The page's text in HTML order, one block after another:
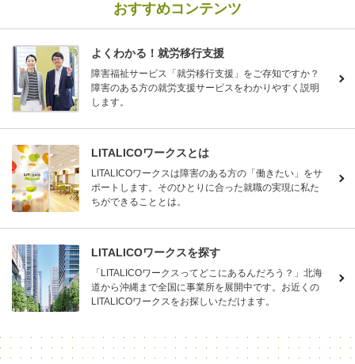
おすすめコンテンツ
よくわかる！就労移行支援
障害福祉サービス「就労移行支援」をご存知ですか？
障害のある方の就労支援サービスをわかりやすく説明
します。
LITALICOワークスとは
LITALICOワークスは障害のある方の「働きたい」をサ
ポートします。そのひとりに合った就職の実現に私た
ちができることとは。
LITALICOワークスを探す
「LITALICOワークスってどこにあるんだろう？」北海
道から沖縄まで全国に事業所を展開中です。お近くの
LITALICOワークスをお探しいただけます。